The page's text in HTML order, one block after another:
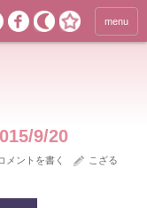
menu
9/20
メントを書く こざる